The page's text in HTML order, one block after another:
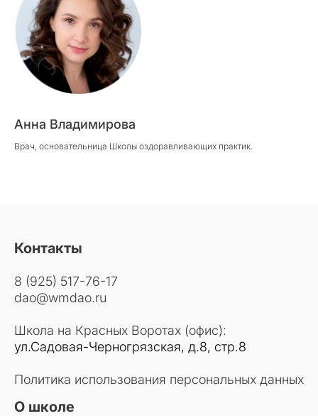
Анна Владимирова
Врач, основательница Школы оздоравливающих практик.
Контакты
8 (925) 517-76-17
dao@wmdao.ru
Школа на Красных Воротах (офис):
ул.Садовая-Черногрязская, д.8, стр.8
Политика использования персональных данных
О школе